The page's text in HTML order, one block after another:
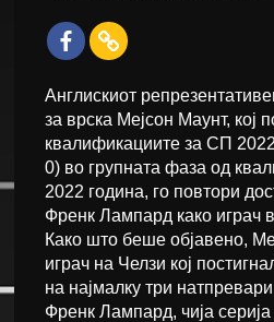
Англискиот
за врска Мејсон Маунт, кој
квалификациите за СП
0) во групната фаза од
2022 година, го повтори
Френк Лампард како играч
Како што беше објавено,
играч на Челзи кој
на најмалку три
Френк Лампард, чија серија